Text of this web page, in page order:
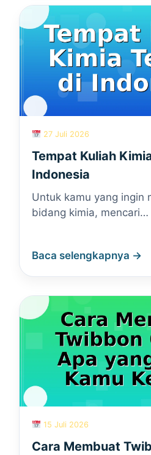
27 Juli 2026
Tempat Kuliah
Indonesia
Untuk kamu yang ingin
bidang kimia, mencari…
Baca selengkapnya →
15 Juli 2026
Cara Membuat